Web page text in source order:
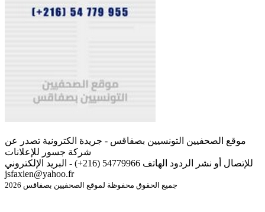
موقع الصحفيين التونسيين بصفاقس - جريدة الكترونية تصدر عن
شركة جسور للإعلانات
للإتصال أو نشر الردود الهاتف 54779966 (216+) - البريد الإلكتروني
jsfaxien@yahoo.fr
جميع الحقوق محفوظة لموقع الصحفيين بصفاقس 2026